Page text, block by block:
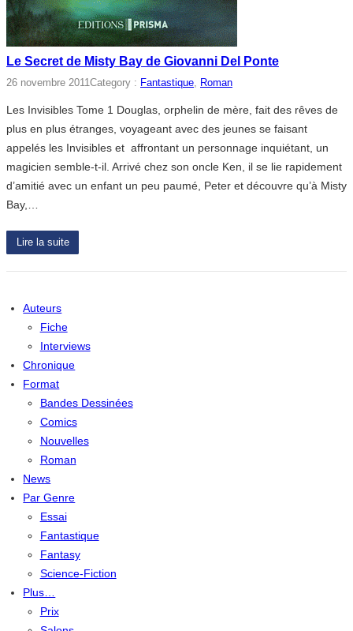
Le Secret de Misty Bay de Giovanni Del Ponte
26 novembre 2011Category : Fantastique, Roman
Les Invisibles Tome 1 Douglas, orphelin de mère, fait des rêves de
plus en plus étranges, voyageant avec des jeunes se faisant
appelés les Invisibles et affrontant un personnage inquiétant, un
magicien semble-t-il. Arrivé chez son oncle Ken, il se lie rapidement
d’amitié avec un enfant un peu paumé, Peter et découvre qu’à Misty
Bay,…
Lire la suite
Auteurs
Fiche
Interviews
Chronique
Format
Bandes Dessinées
Comics
Nouvelles
Roman
News
Par Genre
Essai
Fantastique
Fantasy
Science-Fiction
Plus…
Prix